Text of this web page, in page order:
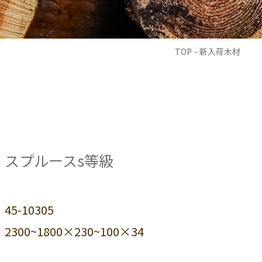
TOP - 新入荷木材
スプルースs等級
45-10305
2300~1800×230~100×34